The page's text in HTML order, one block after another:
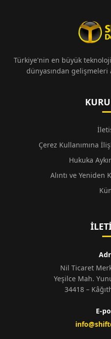
Türkiye'nin en büyük
dünyasından gelişmeleri
Çerez Kullanımına
Hukuka
Alıntı ve Yeniden
Nil Ticaret
Yeşilce Mah.
34418 –
E-